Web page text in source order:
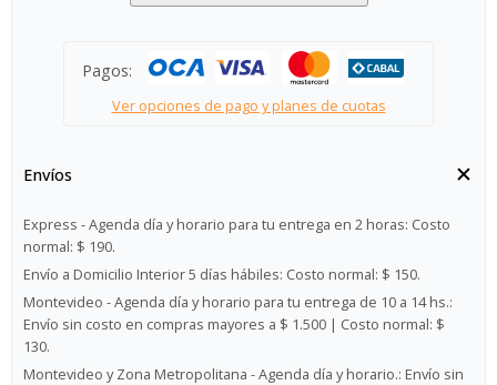
Pagos:
Ver opciones de pago y planes de cuotas
Envíos
Express - Agenda día y horario para tu entrega en 2 horas: Costo
normal: $ 190.
Envío a Domicilio Interior 5 días hábiles: Costo normal: $ 150.
Montevideo - Agenda día y horario para tu entrega de 10 a 14 hs.:
Envío sin costo en compras mayores a $ 1.500 | Costo normal: $
130.
Montevideo y Zona Metropolitana - Agenda día y horario.: Envío sin